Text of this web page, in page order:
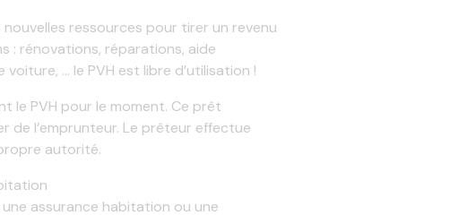
ressources pour tirer un revenu
: rénovations, réparations, aide
… le PVH est libre d’utilisation !
le PVH pour le moment. Ce prêt
de l’emprunteur. Le prêteur effectue
autorité.
assurance habitation ou une